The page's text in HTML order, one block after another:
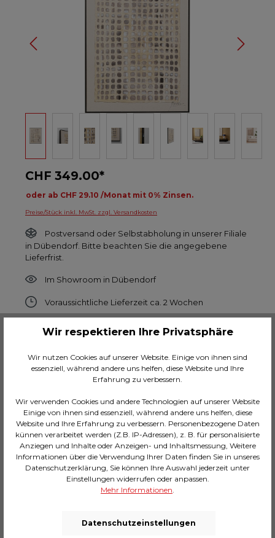
CHF 349.00*
oder ab CHF 29.10 /Monat mit 0% Zinsen.
Preise/Stück inkl. MwSt. zzgl. Versandkosten
Postversand oder Selbstabholung in unserer Filiale
in Dübendorf. Bitte beachten Sie die angegebene
Lieferfrist.
Im Showroom in Dübendorf
Voraussichtliche Lieferzeit ca. 2 Wochen
Anzahl
In den Warenkorb
Zum Merkzettel hinzufügen
Hersteller-Nr.: 56154
Handgemaltes Leinwandbild im Hochformat,
122.6 x 92.6 x 5 Zentimeter (H/B/T)
Abstraktes Wandbild für den modernen Wohnstil
in neutralen Farben wie Beige und Grau
Schmaler, schwarzer Bilderrahmen aus
Wir respektieren Ihre Privatsphäre
Wir nutzen Cookies auf unserer Website. Einige von ihnen sind
essenziell, während andere uns helfen, diese Website und Ihre
Erfahrung zu verbessern.
Wir verwenden Cookies und andere Technologien auf unserer Website
Einige von ihnen sind essenziell, während andere uns helfen, diese
Website und Ihre Erfahrung zu verbessern. Personenbezogene Daten
künnen verarbeitet werden (Z.B. IP-Adressen), z. B. für personalisierte
Anziegen und Inhalte oder Anzeigen- und Inhaltsmessung, Weitere
Informationen über die Verwendung Ihrer Daten finden Sie in unseres
Datenschutzerklärung, Sie können Ihre Auswahl jederzeit unter
Einstellungen widerrufen oder anpassen.
Mehr Informationen
Datenschutzeinstellungen